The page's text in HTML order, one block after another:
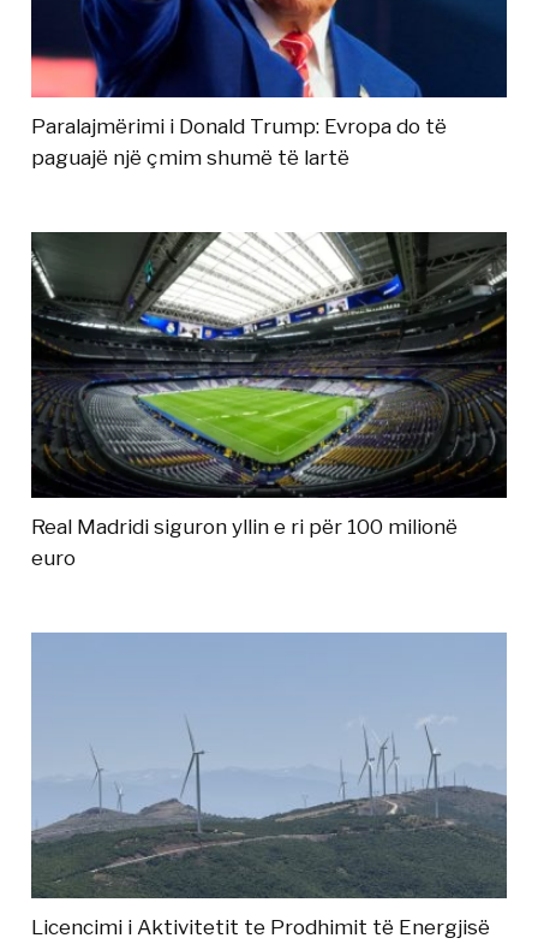
Paralajmërimi i Donald Trump: Evropa do të
paguajë një çmim shumë të lartë
Real Madridi siguron yllin e ri për 100 milionë
euro
Licencimi i Aktivitetit te Prodhimit të Energjisë